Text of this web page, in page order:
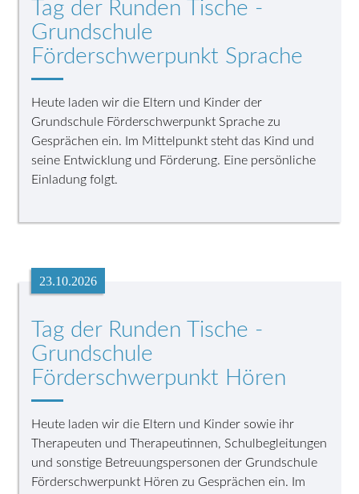
Tag der Runden Tische -
Grundschule
Förderschwerpunkt Sprache
Heute laden wir die Eltern und Kinder der
Grundschule Förderschwerpunkt Sprache zu
Gesprächen ein. Im Mittelpunkt steht das Kind und
seine Entwicklung und Förderung. Eine persönliche
Einladung folgt.
Tag der Runden Tische -
Grundschule
Förderschwerpunkt Hören
23.10.2026
Heute laden wir die Eltern und Kinder sowie ihr
Therapeuten und Therapeutinnen, Schulbegleitungen
und sonstige Betreuungspersonen der Grundschule
Förderschwerpunkt Hören zu Gesprächen ein. Im